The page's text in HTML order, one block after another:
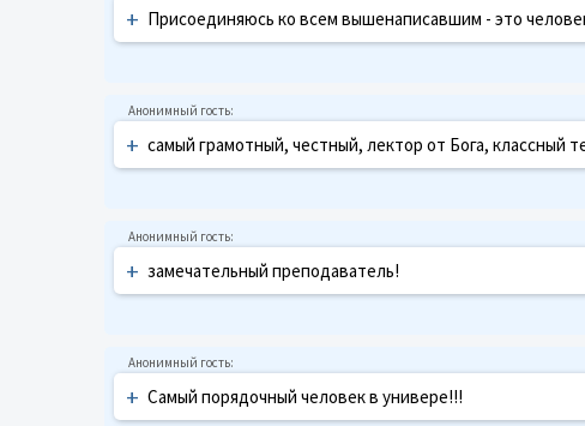
+ Присоединяюсь ко всем вышенаписавшим - это
+ самый грамотный, честный, лектор от Бога, классный
+ замечательный преподаватель!
+ Самый порядочный человек в универе!!!